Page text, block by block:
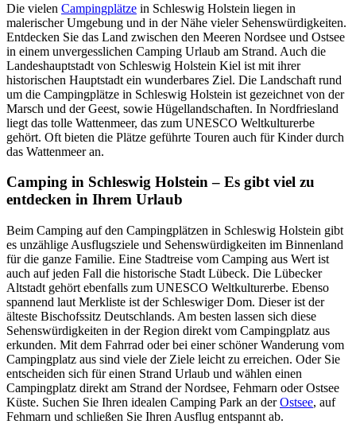
Die vielen Campingplätze in Schleswig Holstein liegen in
malerischer Umgebung und in der Nähe vieler Sehenswürdigkeiten.
Entdecken Sie das Land zwischen den Meeren Nordsee und Ostsee
in einem unvergesslichen Camping Urlaub am Strand. Auch die
Landeshauptstadt von Schleswig Holstein Kiel ist mit ihrer
historischen Hauptstadt ein wunderbares Ziel. Die Landschaft rund
um die Campingplätze in Schleswig Holstein ist gezeichnet von der
Marsch und der Geest, sowie Hügellandschaften. In Nordfriesland
liegt das tolle Wattenmeer, das zum UNESCO Weltkulturerbe
gehört. Oft bieten die Plätze geführte Touren auch für Kinder durch
das Wattenmeer an.
Camping in Schleswig Holstein – Es gibt viel zu
entdecken in Ihrem Urlaub
Beim Camping auf den Campingplätzen in Schleswig Holstein gibt
es unzählige Ausflugsziele und Sehenswürdigkeiten im Binnenland
für die ganze Familie. Eine Stadtreise vom Camping aus Wert ist
auch auf jeden Fall die historische Stadt Lübeck. Die Lübecker
Altstadt gehört ebenfalls zum UNESCO Weltkulturerbe. Ebenso
spannend laut Merkliste ist der Schleswiger Dom. Dieser ist der
älteste Bischofssitz Deutschlands. Am besten lassen sich diese
Sehenswürdigkeiten in der Region direkt vom Campingplatz aus
erkunden. Mit dem Fahrrad oder bei einer schöner Wanderung vom
Campingplatz aus sind viele der Ziele leicht zu erreichen. Oder Sie
entscheiden sich für einen Strand Urlaub und wählen einen
Campingplatz direkt am Strand der Nordsee, Fehmarn oder Ostsee
Küste. Suchen Sie Ihren idealen Camping Park an derOstsee, auf
Fehmarn und schließen Sie Ihren Ausflug entspannt ab.